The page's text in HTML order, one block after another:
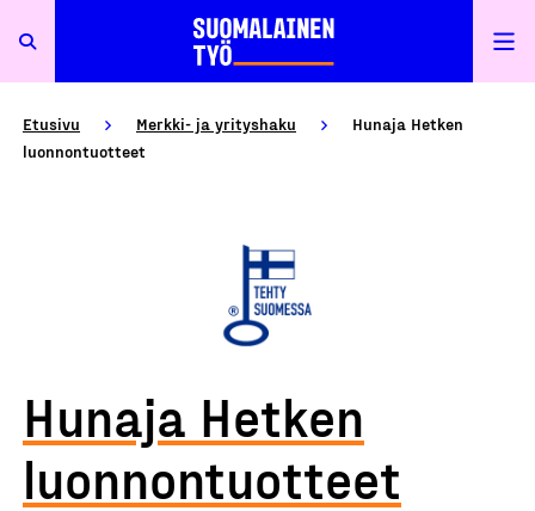
Etusivu Merkki- ja yrityshaku
Hunaja Hetken
luonnontuotteet
Hunaja Hetken
luonnontuotteet